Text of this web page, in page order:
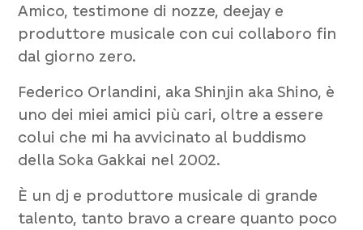
Amico, testimone di nozze, deejay e
produttore musicale con cui collaboro fin
dal giorno zero.
Federico Orlandini, aka Shinjin aka Shino, è
uno dei miei amici più cari, oltre a essere
colui che mi ha avvicinato al buddismo
della Soka Gakkai nel 2002.
È un dj e produttore musicale di grande
talento, tanto bravo a creare quanto poco